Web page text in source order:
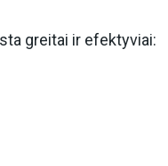
greitai ir efektyviai: